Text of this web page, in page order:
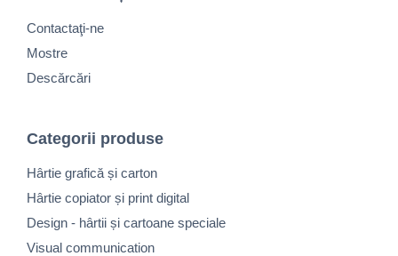
Contactaţi-ne
Mostre
Descărcări
Categorii produse
Hârtie grafică și carton
Hârtie copiator și print digital
Design - hârtii și cartoane speciale
Visual communication